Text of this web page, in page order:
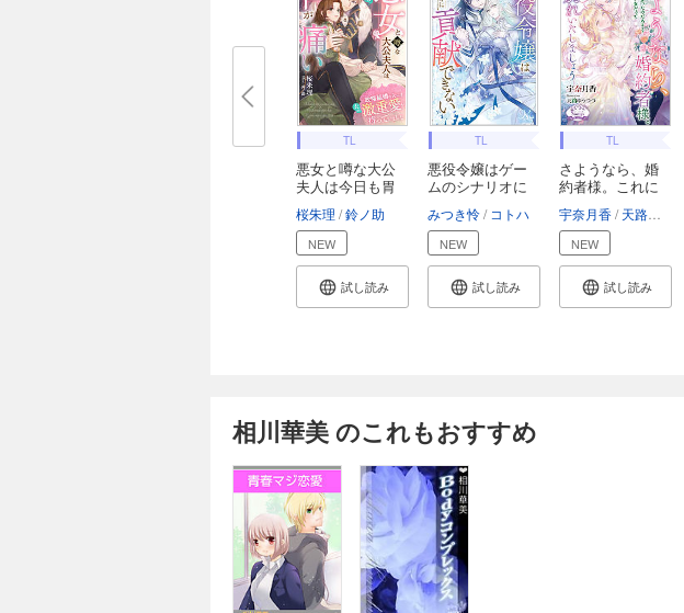
TL
悪女と噂な大公
夫人は今日も胃
桜朱理 鈴ノ助
NEW
試し読み
TL
悪役令嬢はゲー
ムのシナリオに
みつき怜 コトハ
NEW
試し読み
TL
さようなら、婚
約者様。これに
宇奈月香 天路ゆうつづ
NEW
試し読み
相川華美 のこれもおすすめ